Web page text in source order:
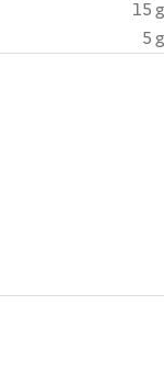
15 g
5 g